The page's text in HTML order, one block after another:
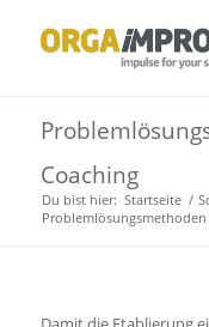
Coaching
Du bist hier: Startseite /